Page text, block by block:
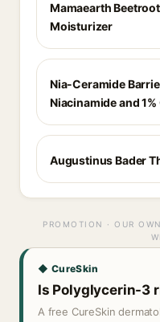
Mamaearth
Moisturizer
Nia-Ceramide
Niacinamide and
Augustinus Bader
PROMOTION · OUR
◆ CureSkin
Is Polyglycerin-3
A free CureSkin